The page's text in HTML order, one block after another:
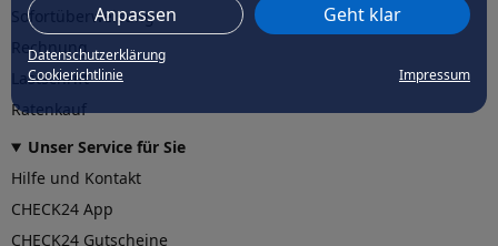
Anpassen Geht klar
Datenschutzerklärung
Cookierichtlinie
Impressum
Sofortüberweisung
Rechnung
Lastschrift
Ratenkauf
CHECK24hilftder Natur
Unser Service für Sie
Hilfe und Kontakt
CHECK24 App
CHECK24 Gutscheine